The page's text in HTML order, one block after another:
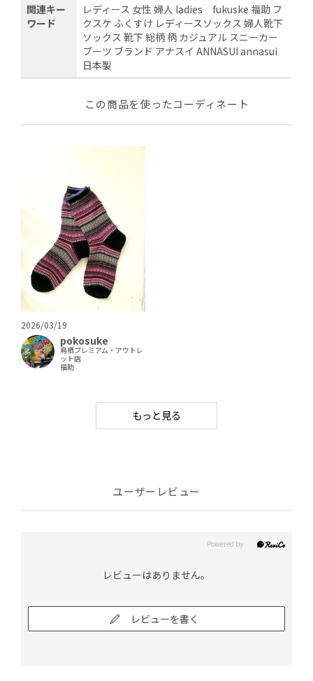
関連キー
ワード
レディース 女性 婦人 ladies fukuske 福助 フ
クスケ ふくすけ レディースソックス 婦人靴下
ソックス 靴下 総柄 柄 カジュアル スニーカー
ブーツ ブランド アナスイ ANNASUI annasui
日本製
この商品を使ったコーディネート
2026/03/19
pokosuke
鳥栖プレミアム・アウトレ
ット店
福助
もっと見る
ユーザーレビュー
レビューはありません。
レビューを書く